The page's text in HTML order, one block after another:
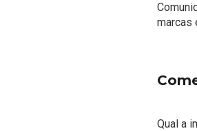
marcas
Qual a